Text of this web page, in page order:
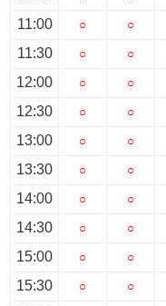
11:00
11:30
12:00
12:30
13:00
13:30
14:00
14:30
15:00
15:30
○
○
○
○
○
○
○
○
○
○
○
○
○
○
○
○
○
○
○
○